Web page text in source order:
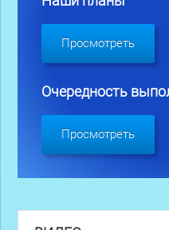
Просмотреть
Очередность
Просмотреть